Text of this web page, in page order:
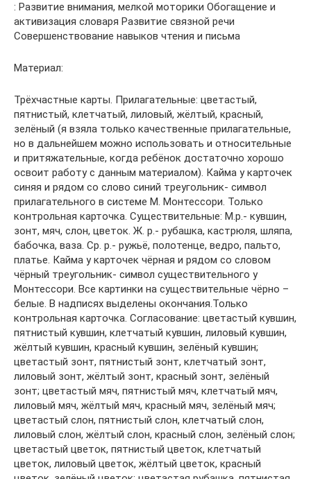
: Развитие внимания, мелкой моторики Обогащение и
активизация словаря Развитие связной речи
Совершенствование навыков чтения и письма
Материал:
Трёхчастные карты. Прилагательные: цветастый,
пятнистый, клетчатый, лиловый, жёлтый, красный,
зелёный (я взяла только качественные прилагательные,
но в дальнейшем можно использовать и относительные
и притяжательные, когда ребёнок достаточно хорошо
освоит работу с данным материалом). Кайма у карточек
синяя и рядом со слово синий треугольник- символ
прилагательного в системе М. Монтессори. Только
контрольная карточка. Существительные: М.р.- кувшин,
зонт, мяч, слон, цветок. Ж. р.- рубашка, кастрюля, шляпа,
бабочка, ваза. Ср. р.- ружьё, полотенце, ведро, пальто,
платье. Кайма у карточек чёрная и рядом со словом
чёрный треугольник- символ существительного у
Монтессори. Все картинки на существительные чёрно –
белые. В надписях выделены окончания.Только
контрольная карточка. Согласование: цветастый кувшин,
пятнистый кувшин, клетчатый кувшин, лиловый кувшин,
жёлтый кувшин, красный кувшин, зелёный кувшин;
цветастый зонт, пятнистый зонт, клетчатый зонт,
лиловый зонт, жёлтый зонт, красный зонт, зелёный
зонт; цветастый мяч, пятнистый мяч, клетчатый мяч,
лиловый мяч, жёлтый мяч, красный мяч, зелёный мяч;
цветастый слон, пятнистый слон, клетчатый слон,
лиловый слон, жёлтый слон, красный слон, зелёный слон;
цветастый цветок, пятнистый цветок, клетчатый
цветок, лиловый цветок, жёлтый цветок, красный